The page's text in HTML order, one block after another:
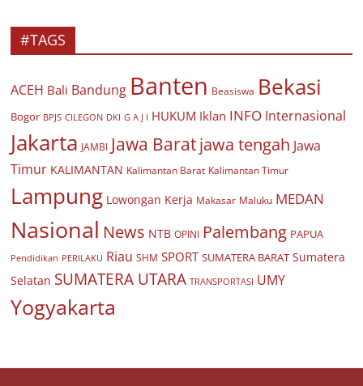
#TAGS
ACEH Bali Bandung Banten Beasiswa Bekasi
Bogor BPJS CILEGON DKI G A J I HUKUM Iklan INFO Internasional
Jakarta JAMBI Jawa Baratjawa tengah Jawa
Timur KALIMANTAN Kalimantan Barat Kalimantan Timur
Lampung Lowongan Kerja Makasar Maluku MEDAN
Nasional News NTB OPINI Palembang PAPUA
Pendidikan PERILAKU Riau SHM SPORT SUMATERA BARAT Sumatera
Selatan SUMATERA UTARA TRANSPORTASI UMY
Yogyakarta